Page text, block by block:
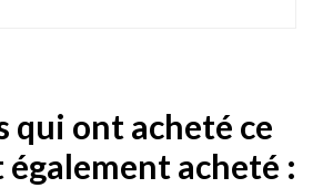
qui ont acheté ce
acheté :